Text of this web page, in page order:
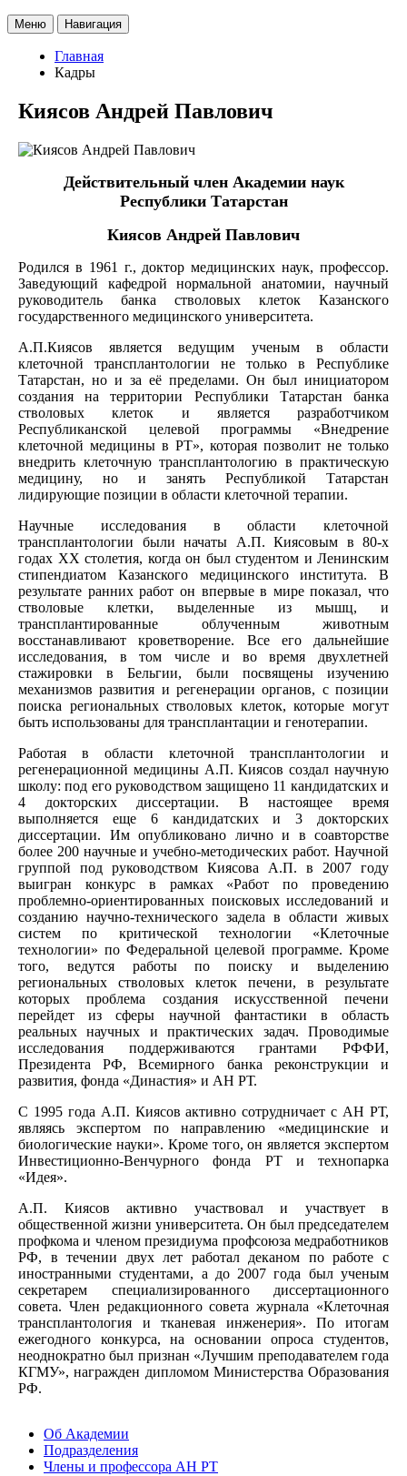
Меню Навигация
Главная
Кадры
Киясов Андрей Павлович
Действительный членАкадемии наук
Республики Татарстан
Киясов Андрей Павлович
Родился в 1961 г., доктор медицинских наук, профессор.
Заведующий кафедрой нормальной анатомии, научный
руководитель банка стволовых клеток Казанского
государственного медицинского университета.
А.П.Киясов является ведущим ученым в области
клеточной трансплантологии не только в Республике
Татарстан, но и за её пределами. Он был инициатором
создания на территории Республики Татарстан банка
стволовых клеток и является разработчиком
Республиканской целевой программы «Внедрение
клеточной медицины в РТ», которая позволит не только
внедрить клеточную трансплантологию в практическую
медицину, но и занять Республикой Татарстан
лидирующие позиции в области клеточной терапии.
Научные исследования в области клеточной
трансплантологии были начаты А.П. Киясовым в 80-х
годах ХХ столетия, когда он был студентом и Ленинским
стипендиатом Казанского медицинского института. В
результате ранних работ он впервые в мире показал, что
стволовые клетки, выделенные из мышц, и
трансплантированные облученным животным
восстанавливают кроветворение. Все его дальнейшие
исследования, в том числе и во время двухлетней
стажировки в Бельгии, были посвящены изучению
механизмов развития и регенерации органов, с позиции
поиска региональных стволовых клеток, которые могут
быть использованы для трансплантации и генотерапии.
Работая в области клеточной трансплантологии и
регенерационной медицины А.П. Киясов создал научную
школу: под его руководством защищено 11 кандидатских и
4 докторских диссертации. В настоящее время
выполняется еще 6 кандидатских и 3 докторских
диссертации. Им опубликовано лично и в соавторстве
более 200 научные и учебно-методических работ. Научной
группой под руководством Киясова А.П. в 2007 году
выигран конкурс в рамках «Работ по проведению
проблемно-ориентированных поисковых исследований и
созданию научно-технического задела в области живых
систем по критической технологии «Клеточные
технологии» по Федеральной целевой программе. Кроме
того, ведутся работы по поиску и выделению
региональных стволовых клеток печени, в результате
которых проблема создания искусственной печени
перейдет из сферы научной фантастики в область
реальных научных и практических задач. Проводимые
исследования поддерживаются грантами РФФИ,
Президента РФ, Всемирного банка реконструкции и
развития, фонда «Династия» и АН РТ.
С 1995 года А.П. Киясов активно сотрудничает с АН РТ,
являясь экспертом по направлению «медицинские и
биологические науки». Кроме того, он является экспертом
Инвестиционно-Венчурного фонда РТ и технопарка
«Идея».
А.П. Киясов активно участвовал и участвует в
общественной жизни университета. Он был председателем
профкома и членом президиума профсоюза медработников
РФ, в течении двух лет работал деканом по работе с
иностранными студентами, а до 2007 года был ученым
секретарем специализированного диссертационного
совета. Член редакционного совета журнала «Клеточная
трансплантология и тканевая инженерия». По итогам
ежегодного конкурса, на основании опроса студентов,
неоднократно был признан «Лучшим преподавателем года
КГМУ», награжден дипломом Министерства Образования
РФ.
Об Академии
Подразделения
Члены и профессора АН РТ